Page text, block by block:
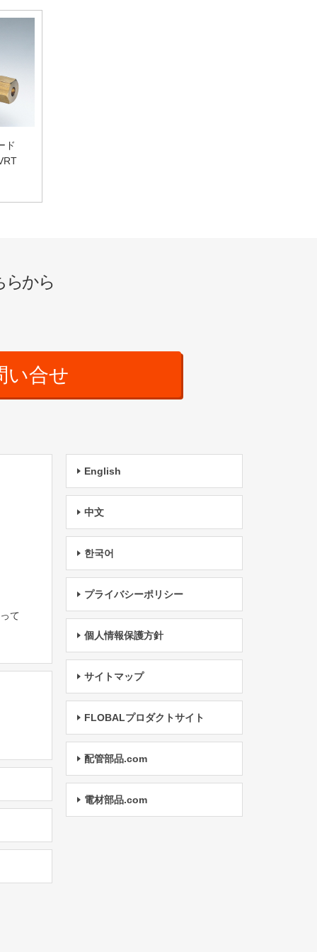
ド
らから
い合せ
て
English
中文
한국어
プライバシーポリシー
個人情報保護方針
サイトマップ
FLOBALプロダクトサイト
配管部品.com
電材部品.com